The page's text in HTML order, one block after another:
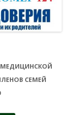
МЕДИЦИНСКОЙ
СЕМЕЙ